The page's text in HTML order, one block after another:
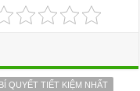
BÍ QUYẾT TIẾT KIỆM NHẤT